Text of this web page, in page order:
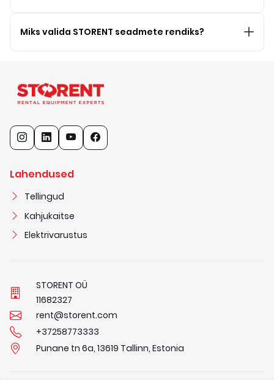
Miks valida STORENT seadmete rendiks?
Lahendused
Tellingud
Kahjukaitse
Elektrivarustus
STORENT OÜ
11682327
rent@storent.com
+37258773333
Punane tn 6a, 13619 Tallinn, Estonia